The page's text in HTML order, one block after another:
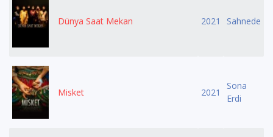
Dünya Saat Mekan 2021 Sahnede
Misket 2021
Sona
Erdi